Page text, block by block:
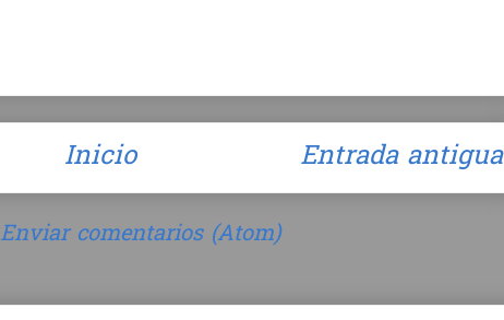
Entrada antigua
Inicio
Enviar comentarios (Atom)